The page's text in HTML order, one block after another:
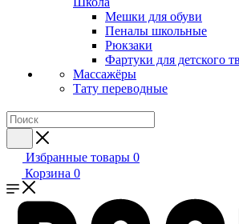
Мешки для обуви
Пеналы школьные
Рюкзаки
Фартуки для детского
Массажёры
Тату переводные
Избранные товары 0
Корзина 0